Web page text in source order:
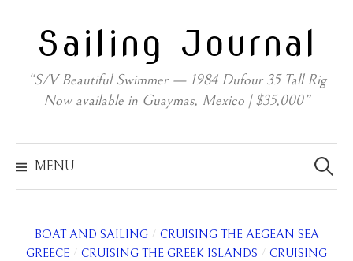
contentSailing Journal
“S/V Beautiful Swimmer — 1984 Dufour 35 Tall Rig
Now available in Guaymas, Mexico | $35,000”
MENU
for:
BOAT AND SAILING / CRUISING THE AEGEAN SEA
GREECE / CRUISING THE GREEK ISLANDS / CRUISING